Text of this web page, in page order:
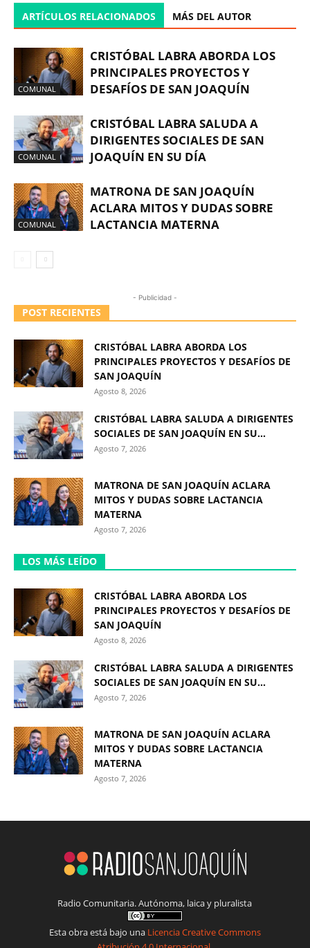
ARTÍCULOS RELACIONADOS MÁS DEL AUTOR
COMUNAL
CRISTÓBAL LABRA ABORDA LOS
PRINCIPALES PROYECTOS Y
DESAFÍOS DE SAN JOAQUÍN
COMUNAL
CRISTÓBAL LABRA SALUDA A
DIRIGENTES SOCIALES DE SAN
JOAQUÍN EN SU DÍA
COMUNAL
MATRONA DE SAN JOAQUÍN
ACLARA MITOS Y DUDAS SOBRE
LACTANCIA MATERNA
- Publicidad -
POST RECIENTES
CRISTÓBAL LABRA ABORDA LOS
PRINCIPALES PROYECTOS Y DESAFÍOS DE
SAN JOAQUÍN
Agosto 8, 2026
CRISTÓBAL LABRA SALUDA A DIRIGENTES
SOCIALES DE SAN JOAQUÍN EN SU...
Agosto 7, 2026
MATRONA DE SAN JOAQUÍN ACLARA
MITOS Y DUDAS SOBRE LACTANCIA
MATERNA
Agosto 7, 2026
LOS MÁS LEÍDO
CRISTÓBAL LABRA ABORDA LOS
PRINCIPALES PROYECTOS Y DESAFÍOS DE
SAN JOAQUÍN
Agosto 8, 2026
CRISTÓBAL LABRA SALUDA A DIRIGENTES
SOCIALES DE SAN JOAQUÍN EN SU...
Agosto 7, 2026
MATRONA DE SAN JOAQUÍN ACLARA
MITOS Y DUDAS SOBRE LACTANCIA
MATERNA
Agosto 7, 2026
Radio Comunitaria. Autónoma, laica y pluralista
Esta obra está bajo una Licencia Creative Commons